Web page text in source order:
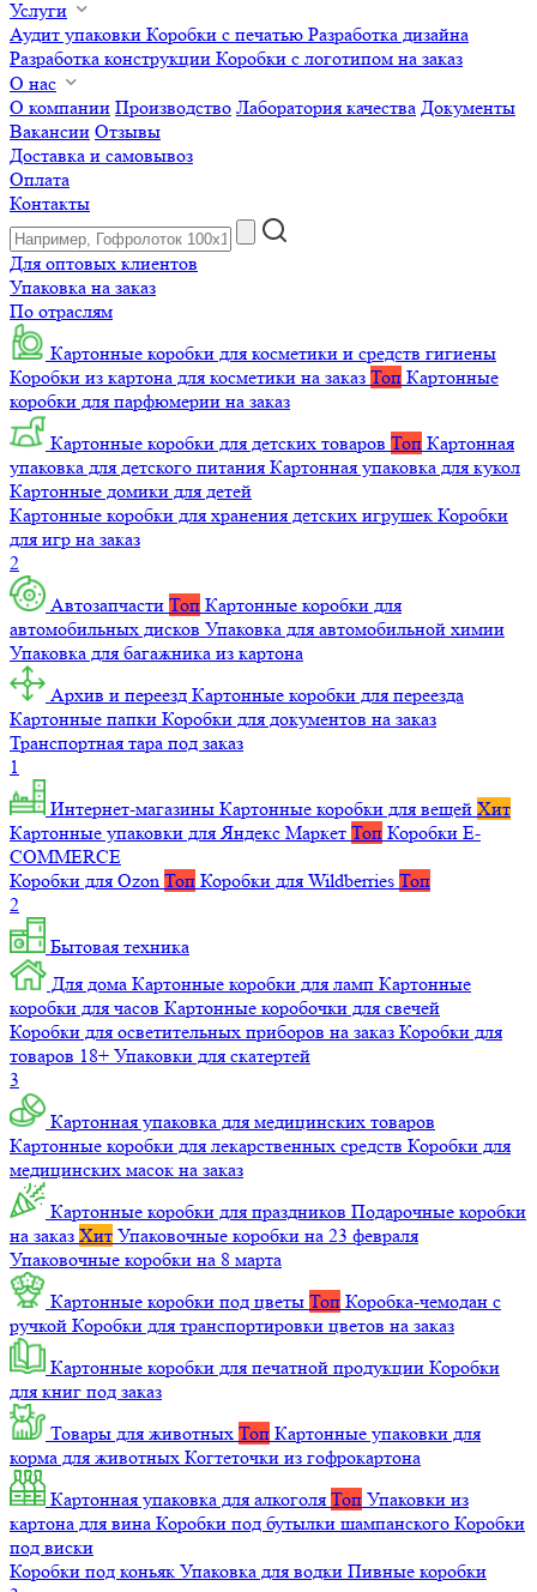
Услуги
Аудит упаковки Коробки с печатью Разработка дизайна
Разработка конструкции Коробки с логотипом на заказ
О нас
О компании Производство Лаборатория качества Документы
Вакансии Отзывы
Доставка и самовывоз
Оплата
Контакты
Для оптовых клиентов
Упаковка на заказ
По отраслям
Картонные коробки для косметики и средств гигиены
Коробки из картона для косметики на заказ Топ Картонные
коробки для парфюмерии на заказ
Картонные коробки для детских товаров Топ Картонная
упаковка для детского питания Картонная упаковка для кукол
Картонные домики для детей
Картонные коробки для хранения детских игрушек Коробки
для игр на заказ
2
Автозапчасти Топ Картонные коробки для
автомобильных дисков Упаковка для автомобильной химии
Упаковка для багажника из картона
Архив и переезд Картонные коробки для переезда
Картонные папки Коробки для документов на заказ
Транспортная тара под заказ
1
Интернет-магазины Картонные коробки для вещей Хит
Картонные упаковки для Яндекс Маркет Топ Коробки E-
COMMERCE
Коробки для Ozon Топ Коробки для Wildberries Топ
2
Бытовая техника
Для дома Картонные коробки для ламп Картонные
коробки для часов Картонные коробочки для свечей
Коробки для осветительных приборов на заказ Коробки для
товаров 18+ Упаковки для скатертей
3
Картонная упаковка для медицинских товаров
Картонные коробки для лекарственных средств Коробки для
медицинских масок на заказ
Картонные коробки для праздников Подарочные коробки
на заказ Хит Упаковочные коробки на 23 февраля
Упаковочные коробки на 8 марта
Картонные коробки под цветы Топ Коробка-чемодан с
ручкой Коробки для транспортировки цветов на заказ
Картонные коробки для печатной продукции Коробки
для книг под заказ
Товары для животных Топ Картонные упаковки для
корма для животных Когтеточки из гофрокартона
Картонная упаковка для алкоголя Топ Упаковки из
картона для вина Коробки под бутылки шампанского Коробки
под виски
Коробки под коньяк Упаковка для водки Пивные коробки